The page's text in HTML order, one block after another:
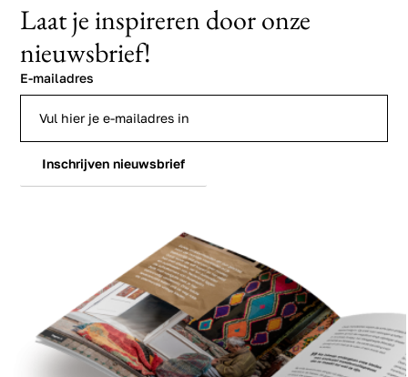
Laat je inspireren door onze
nieuwsbrief!
E-mailadres
Inschrijven nieuwsbrief